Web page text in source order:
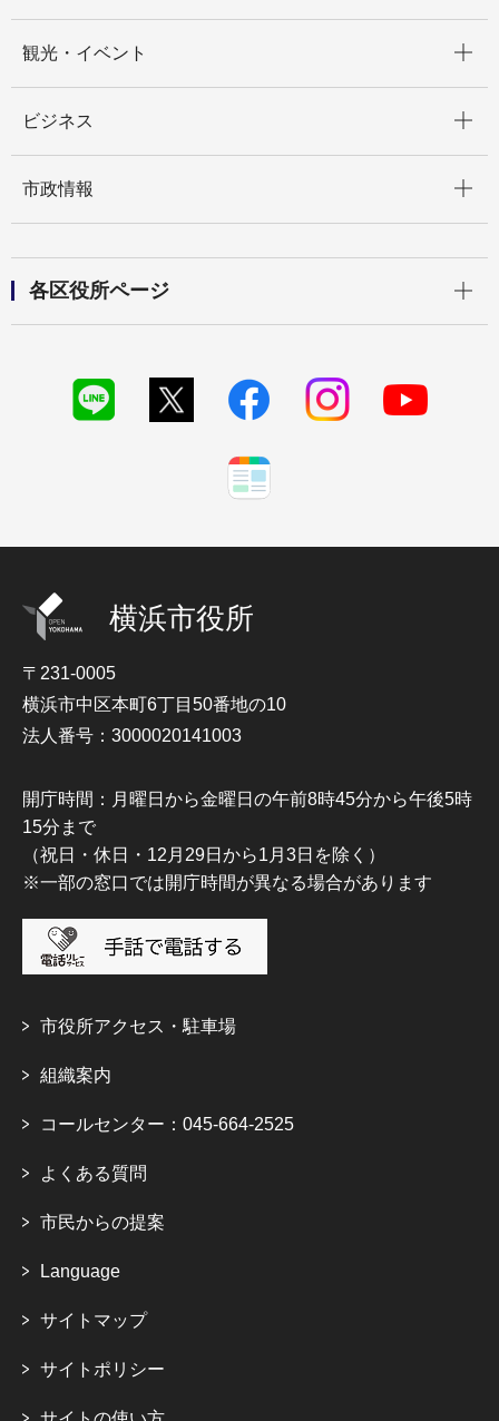
観光・イベント
ビジネス
市政情報
各区役所ページ
横浜市役所
〒231-0005
横浜市中区本町6丁目50番地の10
法人番号：3000020141003
開庁時間：月曜日から金曜日の午前8時45分から午後5時
15分まで
（祝日・休日・12月29日から1月3日を除く）
※一部の窓口では開庁時間が異なる場合があります
市役所アクセス・駐車場
組織案内
コールセンター：045-664-2525
よくある質問
市民からの提案
Language
サイトマップ
サイトポリシー